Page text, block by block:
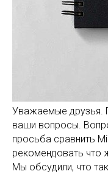
Уважаемые друзья.
ваши вопросы.
просьба сравнить
рекомендовать что
Мы обсудили, что